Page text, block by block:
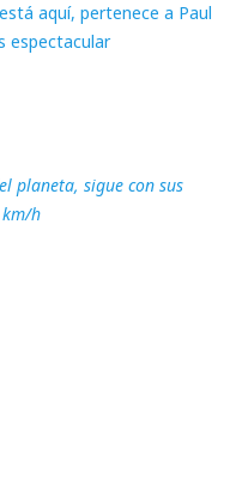
aquí, pertenece a Paul
espectacular
planeta, sigue con sus
h